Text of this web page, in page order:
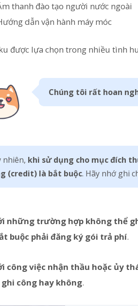
thanh đào tạo người nước ngoài
dẫn vận hành máy móc
được lựa chọn trong nhiều tình
Chúng tôi rất hoan
nhiên, khi sử dụng cho mục đích
(credit) là bắt buộc. Hãy nhớ ghi
những trường hợp không thể
buộc phải đăng ký gói trả phí.
công việc nhận thầu hoặc ủy
ghi công hay không.